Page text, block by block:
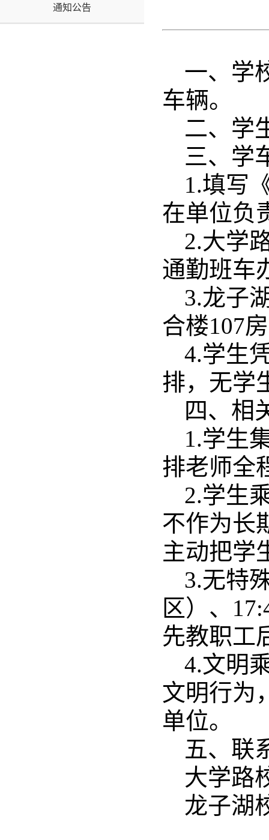
通知公告
一、学
车辆。
二、学
三、学
1.填写
在单位负
2.大学
通勤班车
3.龙子
合楼107
4.学生
排，无学
四、相
1.学生
排老师全
2.学生
不作为长
主动把学
3.无特
区）、
先教职工
4.文明
文明行为
单位。
五、联
大学路
龙子湖